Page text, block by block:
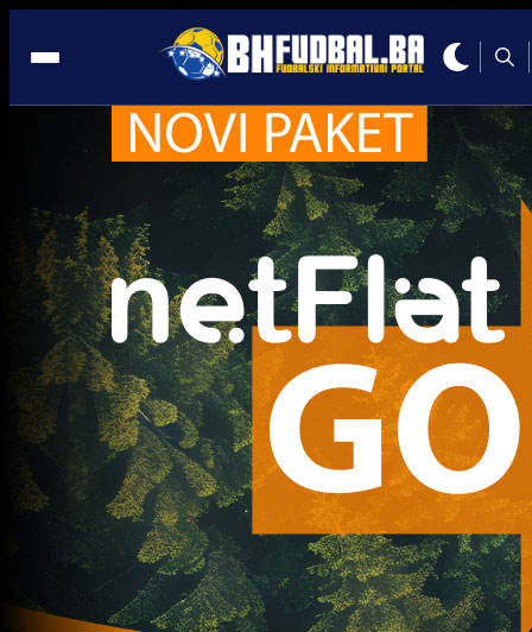
Mlade selekcije
Mlade selekcije
Bh. kadeti deklasirali selekciju Sjeverne
Makedonije u Osijeku
5 godina 10 mjesec